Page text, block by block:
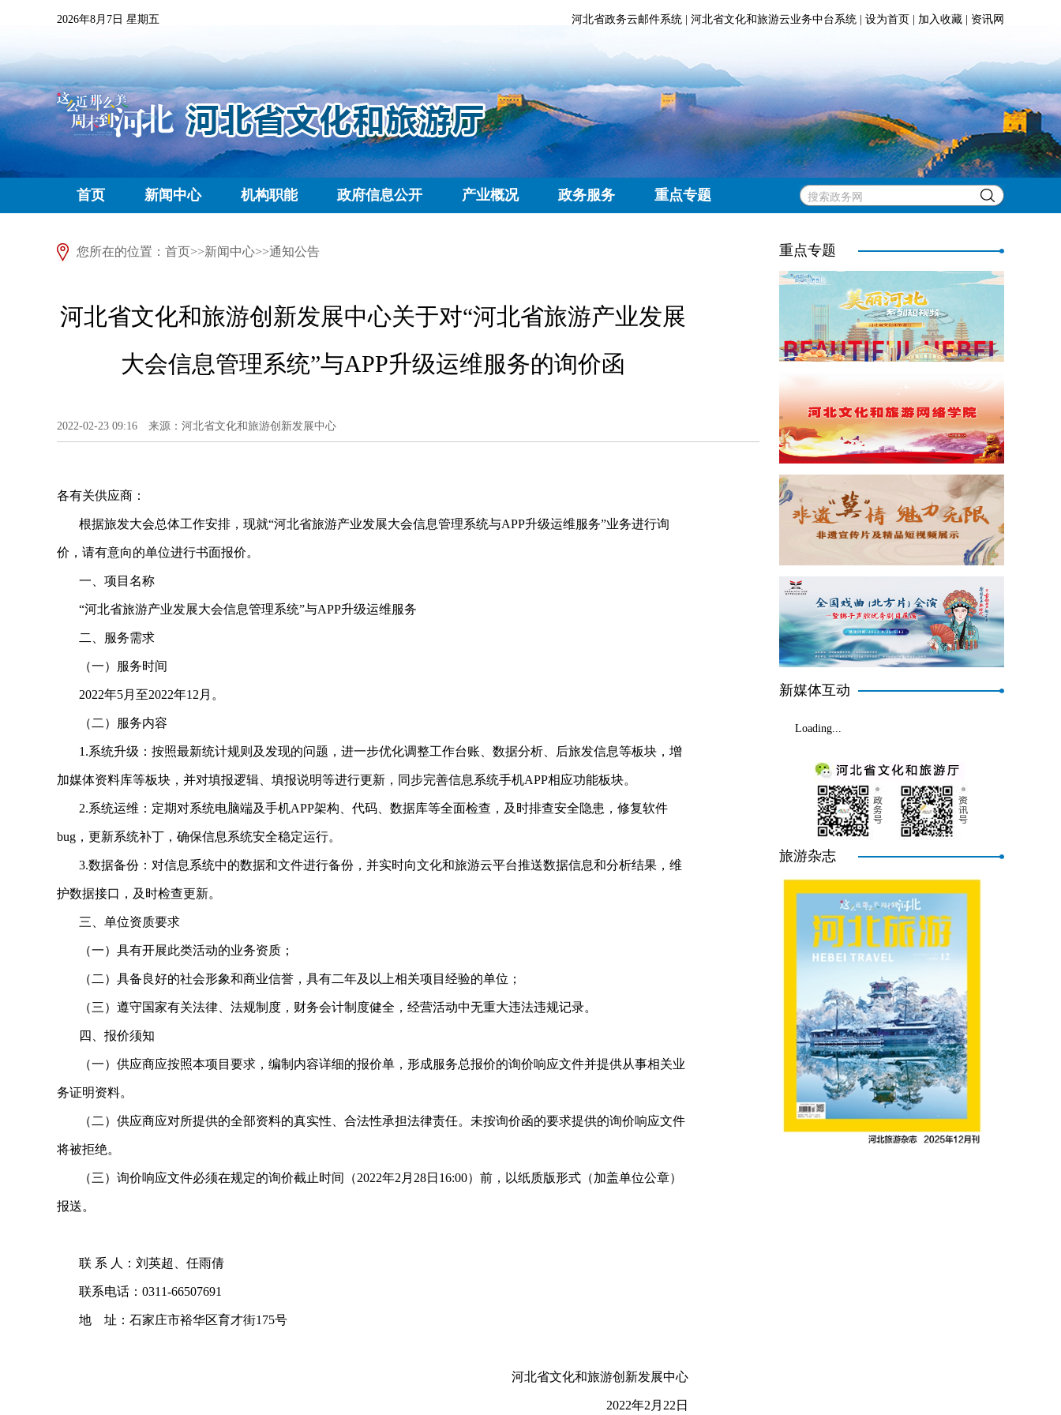
2026年8月7日 星期五 河北省政务云邮件系统 河北省文化和旅游云业务中台系统 设为首页 加入收藏 资讯网
首页 新闻中心 机构职能 政府信息公开 产业概况 政务服务 重点专题
您所在的位置： 首页>>新闻中心>>通知公告
河北省文化和旅游创新发展中心关于对“河北省旅游产业发展
大会信息管理系统”与APP升级运维服务的询价函
2022-02-23 09:16 来源：河北省文化和旅游创新发展中心
各有关供应商：
根据旅发大会总体工作安排，现就“河北省旅游产业发展大会信息管理系统与APP升级运维服务”业务进行询
价，请有意向的单位进行书面报价。
一、项目名称
“河北省旅游产业发展大会信息管理系统”与APP升级运维服务
二、服务需求
（一）服务时间
2022年5月至2022年12月。
（二）服务内容
1.系统升级：按照最新统计规则及发现的问题，进一步优化调整工作台账、数据分析、后旅发信息等板块，增
加媒体资料库等板块，并对填报逻辑、填报说明等进行更新，同步完善信息系统手机APP相应功能板块。
2.系统运维：定期对系统电脑端及手机APP架构、代码、数据库等全面检查，及时排查安全隐患，修复软件
bug，更新系统补丁，确保信息系统安全稳定运行。
3.数据备份：对信息系统中的数据和文件进行备份，并实时向文化和旅游云平台推送数据信息和分析结果，维
护数据接口，及时检查更新。
三、单位资质要求
（一）具有开展此类活动的业务资质；
（二）具备良好的社会形象和商业信誉，具有二年及以上相关项目经验的单位；
（三）遵守国家有关法律、法规制度，财务会计制度健全，经营活动中无重大违法违规记录。
四、报价须知
（一）供应商应按照本项目要求，编制内容详细的报价单，形成服务总报价的询价响应文件并提供从事相关业
务证明资料。
（二）供应商应对所提供的全部资料的真实性、合法性承担法律责任。未按询价函的要求提供的询价响应文件
将被拒绝。
（三）询价响应文件必须在规定的询价截止时间（2022年2月28日16:00）前，以纸质版形式（加盖单位公章）
报送。
联 系 人：刘英超、任雨倩
联系电话：0311-66507691
地 址：石家庄市裕华区育才街175号
河北省文化和旅游创新发展中心
2022年2月22日
重点专题
新媒体互动
Loading...
旅游杂志